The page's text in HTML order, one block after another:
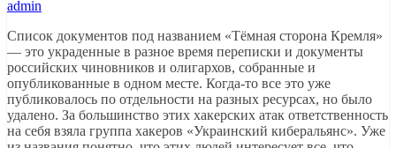
admin
Список документов под названием «Тёмная сторона Кремля»
— это украденные в разное время переписки и документы
российских чиновников и олигархов, собранные и
опубликованные в одном месте. Когда-то все это уже
публиковалось по отдельности на разных ресурсах, но было
удалено. За большинство этих хакерских атак ответственность
на себя взяла группа хакеров «Украинский киберальянс». Уже